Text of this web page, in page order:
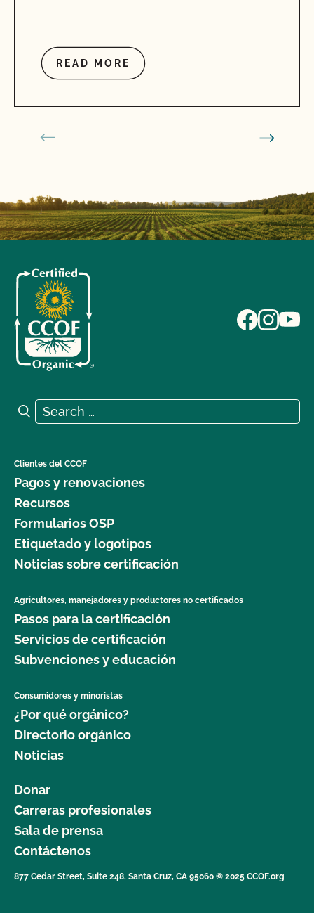
READ MORE
Search for:
Search
Clientes del CCOF
Pagos y renovaciones
Recursos
Formularios OSP
Etiquetado y logotipos
Noticias sobre certificación
Agricultores, manejadores y productores no certificados
Pasos para la certificación
Servicios de certificación
Subvenciones y educación
Consumidores y minoristas
¿Por qué orgánico?
Directorio orgánico
Noticias
Donar
Carreras profesionales
Sala de prensa
Contáctenos
877 Cedar Street, Suite 248, Santa Cruz, CA 95060 © 2025 CCOF.org